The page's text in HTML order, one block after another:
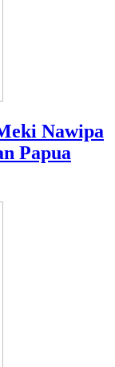
Nawipa
Papua